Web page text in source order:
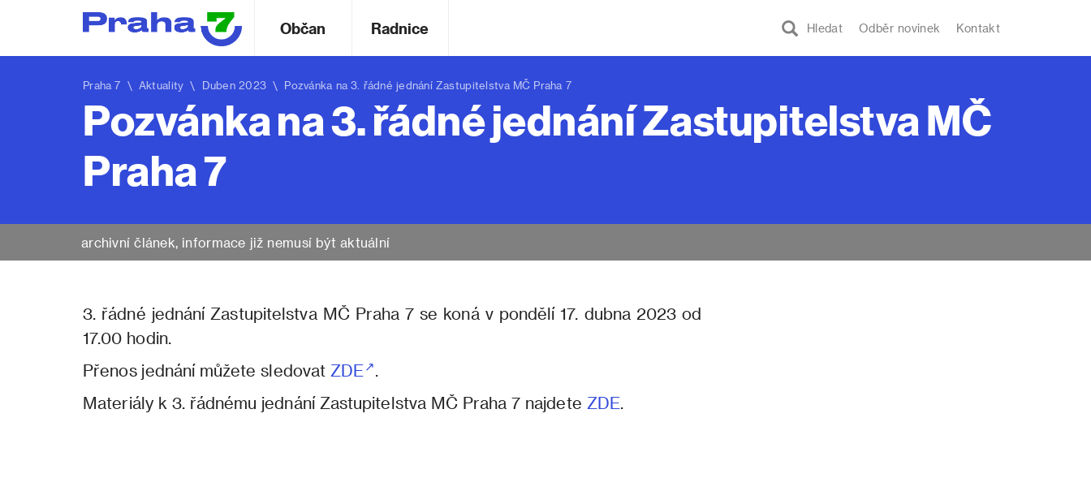
Hledat Odběr novinek Kontakt
Občan Radnice
Praha 7 \ Aktuality \ Duben 2023 \ Pozvánka na 3. řádné jednání Zastupitelstva MČ Praha 7
Pozvánka na 3. řádné jednání Zastupitelstva MČ
Praha 7
archivní článek, informace již nemusí být aktuální
3. řádné jednání Zastupitelstva MČ Praha 7 se koná v pondělí 17. dubna 2023 od
17.00 hodin.
Přenos jednání můžete sledovat ZDE
.
Materiály k 3. řádnému jednání Zastupitelstva MČ Praha 7 najdete ZDE.